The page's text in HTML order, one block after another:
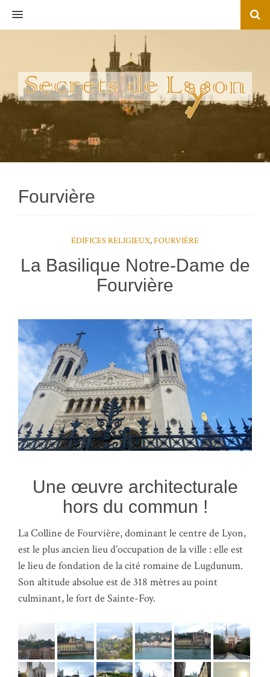
MENU
Fourvière
ÉDIFICES RELIGIEUX,FOURVIÈRE
La Basilique Notre-Dame de
Fourvière
Une œuvre architecturale
hors du commun !
La Colline de Fourvière, dominant le centre de Lyon,
est le plus ancien lieu d’occupation de la ville : elle est
le lieu de fondation de la cité romaine de Lugdunum.
Son altitude absolue est de 318 mètres au point
culminant, le fort de Sainte-Foy.